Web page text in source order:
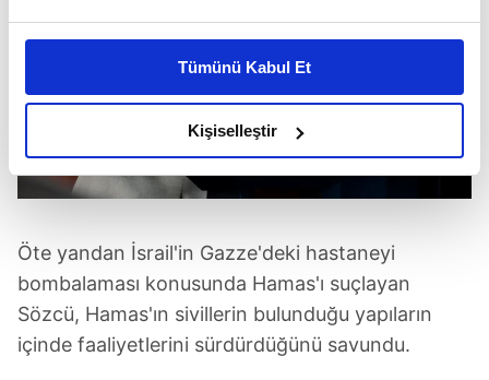
Bu çerezlere izin vermeniz halinde sizlere özel
daha iyi reklam deneyimi yaşatabiliriz. Bunu yaparken
amacımızın size daha iyi bir reklam deneyimi sunmak
olduğunu ve sizlere en iyi içerikleri sunabilmek adına
elimizden gelen çabayı gösterdiğimizi ve bu noktada,
reklamların maliyetlerimizi karşılamak noktasında tek gelir
Her halükârda, kullanıcılar, bu çerezlere izin vermedikleri
takdirde, kullanıcılara hedefli reklamlar
gösterilmeyecektir."
Tümünü Kabul Et
Kişiselleştir
Öte yandan İsrail'in Gazze'deki hastaneyi
bombalaması konusunda Hamas'ı suçlayan
Sözcü, Hamas'ın sivillerin bulunduğu yapıların
içinde faaliyetlerini sürdürdüğünü savundu.